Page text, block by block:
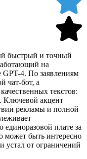
быстрый и точный
на
4. По заявлениям
чат-бот, а
текстов:
Ключевой акцент
рекламы и полной
единоразовой плате за
может быть интересно
устал от ограничений